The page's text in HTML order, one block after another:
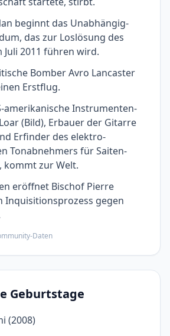
beginnt das Unabhängig­
das zur Los­lösung des
Juli 2011 führen wird.
Bomber Avro Lancaster
Erst­flug.
amerikanische Instrumenten­
(Bild), Erbauer der Gitarre
Erfinder des elektro­
Ton­abnehmers für Saiten­
kommt zur Welt.
eröffnet Bischof Pierre
Inquisitions­prozess gegen
Daten
Geburtstage
(2008)